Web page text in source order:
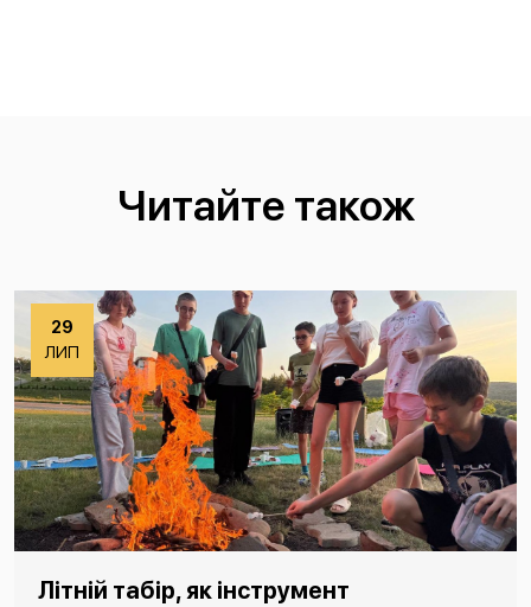
Читайте також
27
ЛИП
Знання і навички, яких